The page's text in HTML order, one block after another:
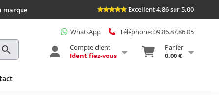
marque Excellent 4.86 sur 5.00
WhatsApp
Téléphone: 09.86.87.86.05
Compte client
Identifiez-vous
Panier
0,00 €